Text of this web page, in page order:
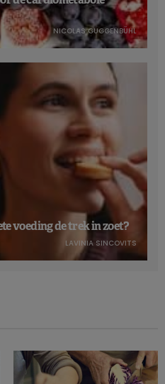
NICOLAS GUGGENBÜHL
voeding de trek in zoet?
LAVINIA SINCOVITS